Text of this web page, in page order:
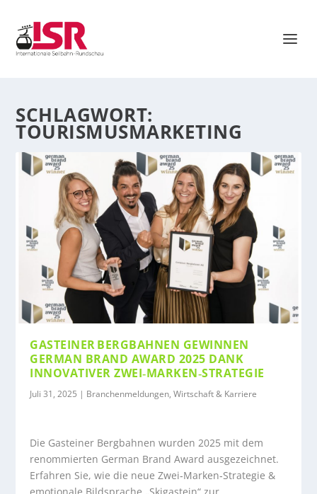
SCHLAGWORT:
TOURISMUSMARKETING
GASTEINER BERGBAHNEN GEWINNEN
GERMAN BRAND AWARD 2025 DANK
INNOVATIVER ZWEI‑MARKEN‑STRATEGIE
Juli 31, 2025 | Branchenmeldungen,Wirtschaft & Karriere
Die Gasteiner Bergbahnen wurden 2025 mit dem
renommierten German Brand Award ausgezeichnet.
Erfahren Sie, wie die neue Zwei‑Marken‑Strategie &